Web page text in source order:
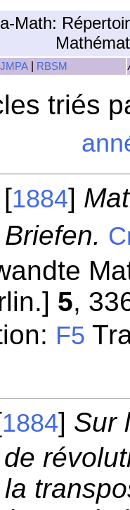
Math:
JMPA RBSM
triés
[1884]
5,
F5
1884] Sur